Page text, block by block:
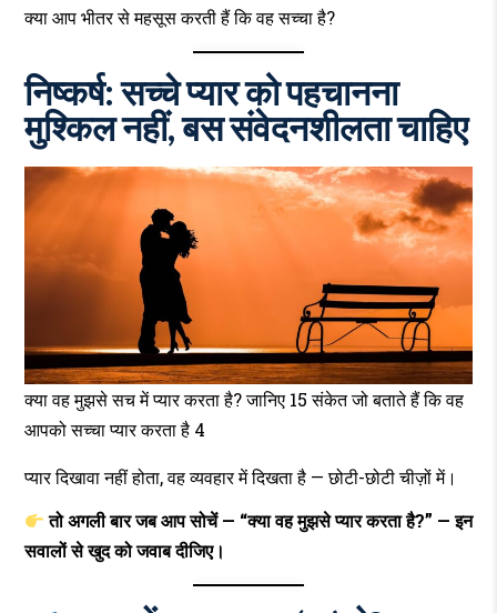
क्या आप भीतर से महसूस करती हैं कि वह सच्चा है?
निष्कर्ष: सच्चे प्यार को पहचानना
मुश्किल नहीं, बस संवेदनशीलता चाहिए
क्या वह मुझसे सच में प्यार करता है? जानिए 15 संकेत जो बताते हैं कि वह
आपको सच्चा प्यार करता है 4
प्यार दिखावा नहीं होता, वह व्यवहार में दिखता है — छोटी-छोटी चीज़ों में।
तो अगली बार जब आप सोचें — “क्या वह मुझसे प्यार करता है?” — इन
सवालों से खुद को जवाब दीजिए।